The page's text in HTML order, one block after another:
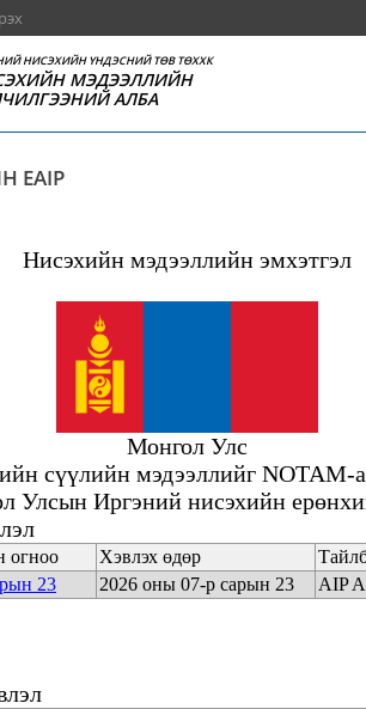
НИСЭХИЙН ҮНДЭСНИЙ ТӨВ ТӨХХК
МЭДЭЭЛЛИЙН
АЛБА
EAIP